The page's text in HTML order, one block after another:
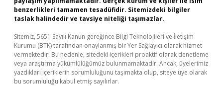
benzerlikleri tamamen tesadüfidir. Sitemizdeki bilgiler
taslak halindedir ve tavsiye niteliği taşımazlar.
Sitemiz, 5651 Sayılı Kanun gereğince Bilgi Teknolojileri ve İletişim
Kurumu (BTK) tarafından onaylanmış bir Yer Sağlayıcı olarak hizmet
vermektedir. Bu nedenle, sitedeki içerikleri proaktif olarak denetleme
veya araştırma yükümlülüğümüz bulunmamaktadır. Ancak, üyelerimiz
yazdıkları içeriklerin sorumluluğunu taşımakta olup, siteye üye olarak
bu sorumluluğu kabul etmiş sayılırlar.